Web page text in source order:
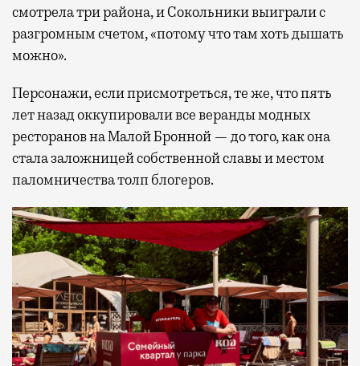
смотрела три района, и Сокольники выиграли с
разгромным счетом, «потому что там хоть дышать
можно».
Персонажи, если присмотреться, те же, что пять
лет назад оккупировали все веранды модных
ресторанов на Малой Бронной — до того, как она
стала заложницей собственной славы и местом
паломничества толп блогеров.